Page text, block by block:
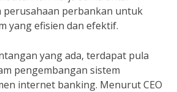
perusahaan perbankan untuk
yang efisien dan efektif.
yang ada, terdapat pula
pengembangan sistem
internet banking. Menurut CEO